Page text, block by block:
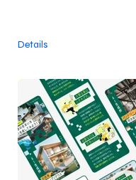
Details